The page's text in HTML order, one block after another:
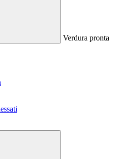
Verdura pronta